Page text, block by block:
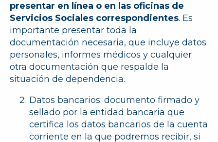
presentar en línea o en las oficinas de
Servicios Sociales correspondientes. Es
importante presentar toda la
documentación necesaria, que incluye datos
personales, informes médicos y cualquier
otra documentación que respalde la
situación de dependencia.
Datos bancarios: documento firmado y
sellado por la entidad bancaria que
certifica los datos bancarios de la cuenta
corriente en la que podremos recibir, si